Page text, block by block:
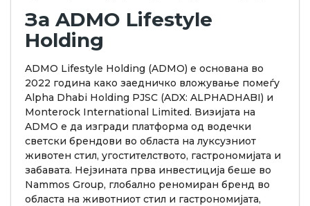
За ADMO Lifestyle
Holding
ADMO Lifestyle Holding (ADMO) е основана во
2022 година како заедничко вложување помеѓу
Alpha Dhabi Holding PJSC (ADX: ALPHADHABI) и
Monterock International Limited. Визијата на
ADMO е да изгради платформа од водечки
светски брендови во областа на луксузниот
животен стил, угостителството, гастрономијата и
забавата. Нејзината прва инвестиција беше во
Nammos Group, глобално реномиран бренд во
областа на животниот стил и гастрономијата,